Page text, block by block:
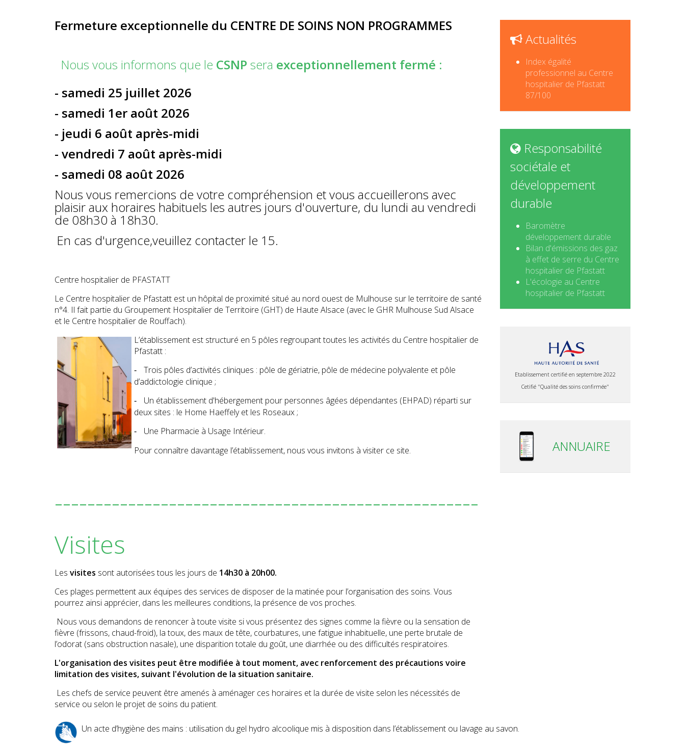
Fermeture exceptionnelle du CENTRE DE SOINS NON PROGRAMMES
Nous vous informons que le CSNP sera exceptionnellement fermé :
- samedi 25 juillet 2026
- samedi 1er août 2026
- jeudi 6 août après-midi
- vendredi 7 août après-midi
- samedi 08 août 2026
Nous vous remercions de votre compréhension et vous accueillerons avec
plaisir aux horaires habituels les autres jours d'ouverture, du lundi au vendredi
de 08h30 à 18h30.
En cas d'urgence,veuillez contacter le 15.
Centre hospitalier de PFASTATT
Le Centre hospitalier de Pfastatt est un hôpital de proximité situé au nord ouest de Mulhouse sur le territoire de santé
n°4. Il fait partie du Groupement Hospitalier de Territoire (GHT) de Haute Alsace (avec le GHR Mulhouse Sud Alsace
et le Centre hospitalier de Rouffach).
L’établissement est structuré en 5 pôles regroupant toutes les activités du Centre hospitalier de
Pfastatt :
-
Trois pôles d’activités cliniques : pôle de gériatrie, pôle de médecine polyvalente et pôle
d’addictologie clinique ;
-
Un établissement d'hébergement pour personnes âgées dépendantes (EHPAD) réparti sur
deux sites : le Home Haeffely et les Roseaux ;
-
Une Pharmacie à Usage Intérieur.
Pour connaître davantage l’établissement, nous vous invitons à visiter ce site.
----------------------------------------------------
Visites
Les visites sont autorisées tous les jours de 14h30 à 20h00.
Ces plages permettent aux équipes des services de disposer de la matinée pour l’organisation des soins. Vous
pourrez ainsi apprécier, dans les meilleures conditions, la présence de vos proches.
Nous vous demandons de renoncer à toute visite si vous présentez des signes comme la fièvre ou la sensation de
fièvre (frissons, chaud-froid), la toux, des maux de tête, courbatures, une fatigue inhabituelle, une perte brutale de
l’odorat (sans obstruction nasale), une disparition totale du goût, une diarrhée ou des difficultés respiratoires.
L'organisation des visites peut être modifiée à tout moment, avec renforcement des précautions voire
limitation des visites, suivant l'évolution de la situation sanitaire.
Les chefs de service peuvent être amenés à aménager ces horaires et la durée de visite selon les nécessités de
service ou selon le projet de soins du patient.
Un acte d’hygiène des mains : utilisation du gel hydro alcoolique mis à disposition dans l’établissement ou lavage au savon.
Actualités
Index égalité
professionnel au Centre
hospitalier de Pfastatt
87/100
Responsabilité
sociétale et
développement
durable
Baromètre
développement durable
Bilan d'émissions des gaz
à effet de serre du Centre
hospitalier de Pfastatt
L'écologie au Centre
hospitalier de Pfastatt
Etablissement certifié en septembre 2022
Cetifié "Qualité des soins confirmée"
ANNUAIRE